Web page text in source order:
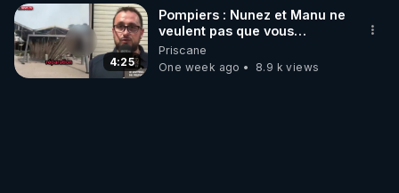
4:25
Pompiers : Nunez et Manu ne
veulent pas que vous
entendiez ça ! On se fout de
nous !? 25/07/2026
Priscane
One week ago
8.9 k views